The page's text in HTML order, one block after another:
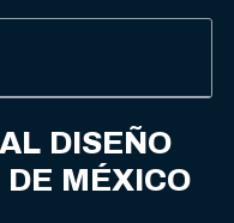
DISEÑO
MÉXICO